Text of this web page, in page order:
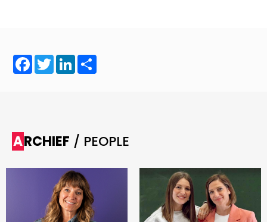
Facebook
TwitterLinkedIn
ARCHIEF / PEOPLE